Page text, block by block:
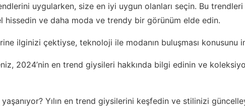
uygularken, size en iyi uygun olanları seçin. Bu trendleri
hissedin ve daha moda ve trendy bir görünüm elde edin.
ilginizi çektiyse, teknoloji ile modanın buluşması konusunu
2024’nin en trend giysileri hakkında bilgi edinin ve
Yılın en trend giysilerini keşfedin ve stilinizi